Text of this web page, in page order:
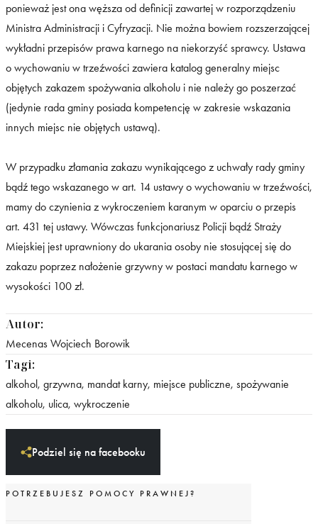
ponieważ jest ona węższa od definicji zawartej w rozporządzeniu
Ministra Administracji i Cyfryzacji. Nie można bowiem rozszerzającej
wykładni przepisów prawa karnego na niekorzyść sprawcy. Ustawa
o wychowaniu w trzeźwości zawiera katalog generalny miejsc
objętych zakazem spożywania alkoholu i nie należy go poszerzać
(jedynie rada gminy posiada kompetencję w zakresie wskazania
innych miejsc nie objętych ustawą).
W przypadku złamania zakazu wynikającego z uchwały rady gminy
bądź tego wskazanego w art. 14 ustawy o wychowaniu w trzeźwości,
mamy do czynienia z wykroczeniem karanym w oparciu o przepis
art. 431 tej ustawy. Wówczas funkcjonariusz Policji bądź Straży
Miejskiej jest uprawniony do ukarania osoby nie stosującej się do
zakazu poprzez nałożenie grzywny w postaci mandatu karnego w
wysokości 100 zł.
Autor:
Mecenas Wojciech Borowik
Tagi:
alkohol, grzywna, mandat karny, miejsce publiczne, spożywanie
alkoholu, ulica, wykroczenie
Podziel się na facebooku
POTRZEBUJESZ POMOCY PRAWNEJ?